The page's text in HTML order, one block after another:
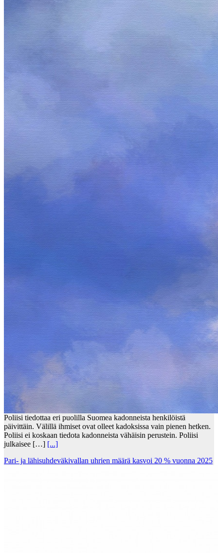
Poliisi tiedottaa eri puolilla Suomea kadonneista henkilöistä
päivittäin. Välillä ihmiset ovat olleet kadoksissa vain pienen hetken.
Poliisi ei koskaan tiedota kadonneista vähäisin perustein. Poliisi
julkaisee […] [...]
Pari- ja lähisuhdeväkivallan uhrien määrä kasvoi 20 % vuonna 2025